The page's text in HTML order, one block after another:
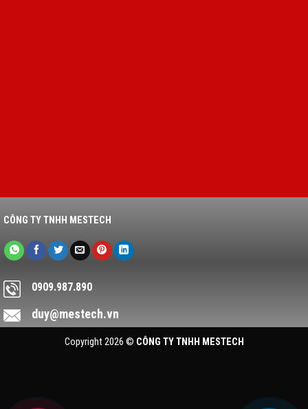
CÔNG TY TNHH MESTECH
0909.987.890
duy@mestech.vn
Copyright 2026 © CÔNG TY TNHH MESTECH